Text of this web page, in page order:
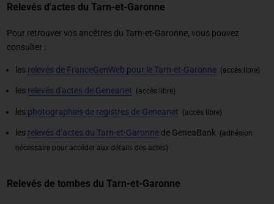
Relevés d'actes du Tarn-et-Garonne
Pour retrouver vos ancêtres du Tarn-et-Garonne, vous pouvez
consulter :
les relevés de FranceGenWeb pour le Tarn-et-Garonne (accès libre)
les relevés d'actes de Geneanet (accès libre)
les photographies de registres de Geneanet (accès libre)
les relevés d’actes du Tarn-et-Garonnede GeneaBank (adhésion
nécessaire pour accéder aux détails des actes)
Relevés de tombes du Tarn-et-Garonne